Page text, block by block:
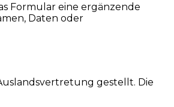
Formular eine ergänzende
Daten oder
gestellt. Die